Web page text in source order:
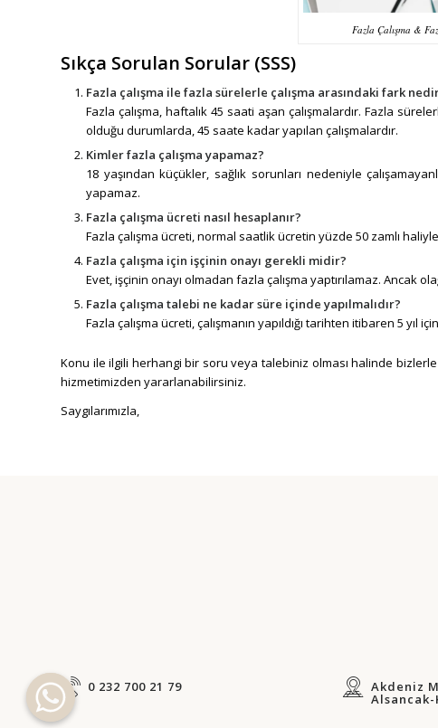
Fazla Çalışma &
Sıkça Sorulan Sorular (SSS)
Fazla çalışma ile fazla sürelerle çalışma arasındaki fark
Fazla çalışma, haftalık 45 saati aşan çalışmalardır. Fazla
olduğu durumlarda, 45 saate kadar yapılan çalışmalardır.
Kimler fazla çalışma yapamaz?
18 yaşından küçükler, sağlık sorunları nedeniyle
yapamaz.
Fazla çalışma ücreti nasıl hesaplanır?
Fazla çalışma ücreti, normal saatlik ücretin yüzde 50 zamlı
Fazla çalışma için işçinin onayı gerekli midir?
Evet, işçinin onayı olmadan fazla çalışma yaptırılamaz.
Fazla çalışma talebi ne kadar süre içinde yapılmalıdır?
Fazla çalışma ücreti, çalışmanın yapıldığı tarihten itibaren 5 yıl
Konu ile ilgili herhangi bir soru veya talebiniz olması halinde
hizmetimizden yararlanabilirsiniz.
Saygılarımızla,
0 232 700 21 79 Akdeniz